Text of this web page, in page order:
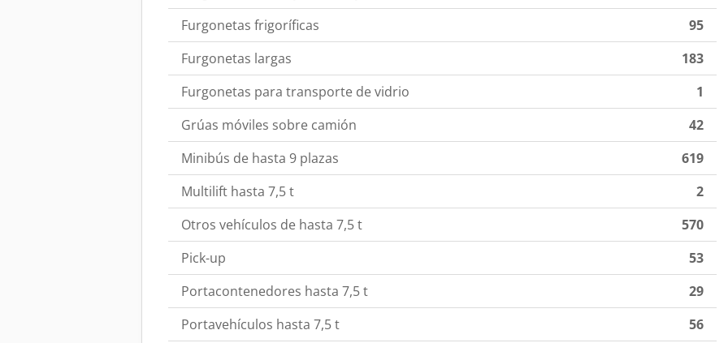
Furgonetas frigoríficas
95
Furgonetas largas
183
Furgonetas para transporte de vidrio
1
Grúas móviles sobre camión
42
Minibús de hasta 9 plazas
619
Multilift hasta 7,5 t
2
Otros vehículos de hasta 7,5 t
570
Pick-up
53
Portacontenedores hasta 7,5 t
29
Portavehículos hasta 7,5 t
56